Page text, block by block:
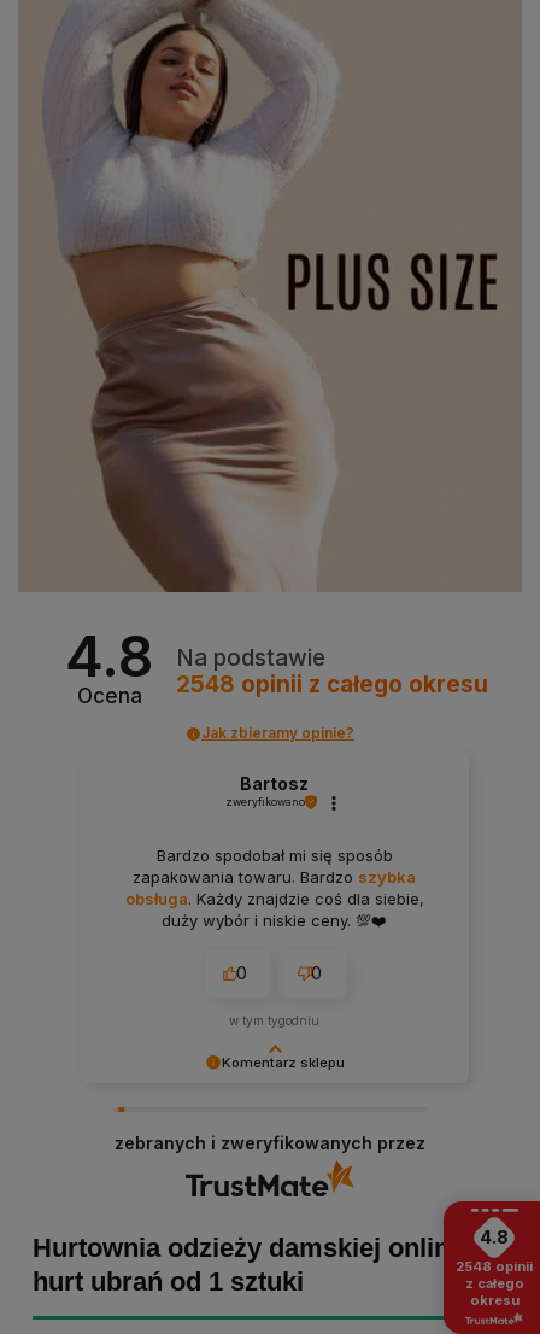
4.8
Ocena
Na podstawie
2548 opinii z całego okresu
Jak zbieramy opinie?
Komentarz sklepu
tym bardziej cieszymy się, że zakup przebiegł
pomyślnie. Obiecujemy utrzymać dobrą passę -
zapraszamy ponownie! :)
Bartosz
zweryfikowano
Bardzo spodobał mi się sposób
zapakowania towaru. Bardzo szybka
obsługa. Każdy znajdzie coś dla siebie,
duży wybór i niskie ceny. 💯❤️
0 0
w tym tygodniu
zebranych i zweryfikowanych przez
Hurtownia odzieży damskiej online -
hurt ubrań od 1 sztuki
4.8
2548 opinii
z całego
okresu